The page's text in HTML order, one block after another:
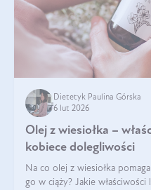
Dietetyk Paulina Górska
6 lut 2026
Olej z wiesiołka –
kobiece dolegliwości
Na co olej z wiesiołka
go w ciąży? Jakie właściwości